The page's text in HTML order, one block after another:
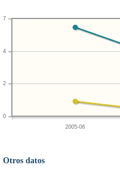
2005-06
0
2
4
7
Otros datos